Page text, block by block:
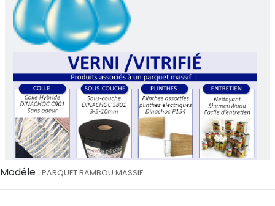
Modéle : PARQUET BAMBOU MASSIF